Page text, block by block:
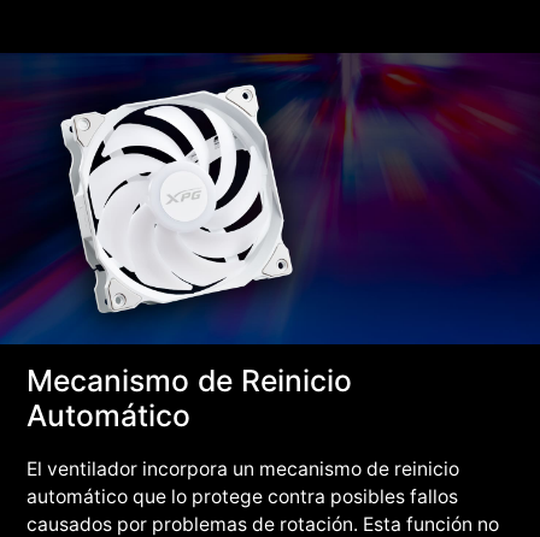
Mecanismo de Reinicio
Automático
El ventilador incorpora un mecanismo de reinicio
automático que lo protege contra posibles fallos
causados por problemas de rotación. Esta función no